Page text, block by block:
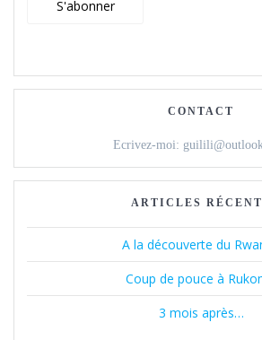
CONTACT
Ecrivez-moi:
ARTICLES
A la découverte du
Coup de pouce à
3 mois après…